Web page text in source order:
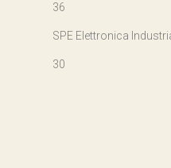
36
SPE Elettronica
30